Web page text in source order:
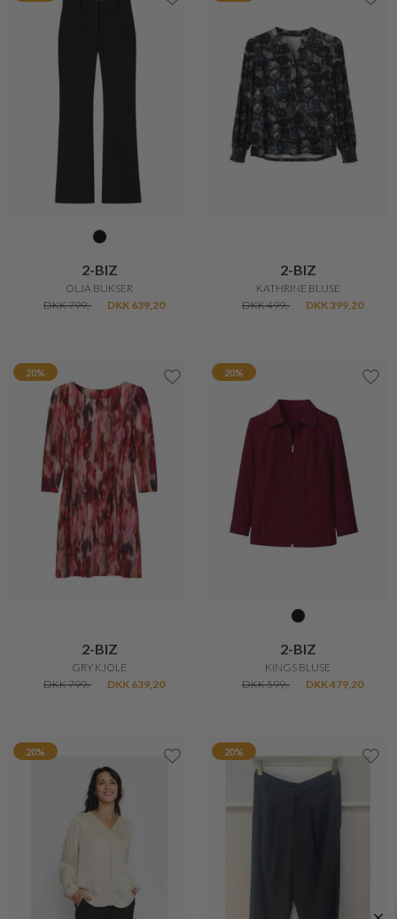
2-BIZ
OLJA BUKSER
DKK 799,-
DKK 639,20
2-BIZ
KATHRINE BLUSE
DKK 499,-
DKK 399,20
20%
2-BIZ
GRY KJOLE
DKK 799,-
DKK 639,20
20%
2-BIZ
KINGS BLUSE
DKK 599,-
DKK 479,20
20% 20%